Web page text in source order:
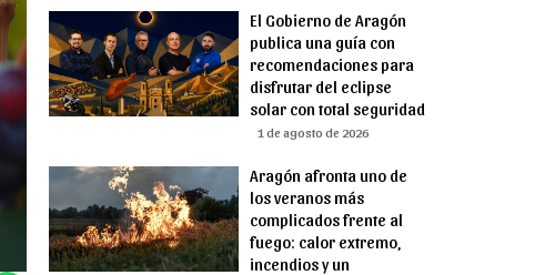
El Gobierno de Aragón
publica una guía con
recomendaciones para
disfrutar del eclipse
solar con total seguridad
1 de agosto de 2026
Aragón afronta uno de
los veranos más
complicados frente al
fuego: calor extremo,
incendios y un